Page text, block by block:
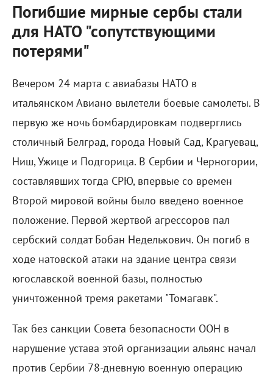
Погибшие мирные сербы стали
для НАТО "сопутствующими
потерями"
Вечером 24 марта с авиабазы НАТО в
итальянском Авиано вылетели боевые самолеты. В
первую же ночь бомбардировкам подверглись
столичный Белград, города Новый Сад, Крагуевац,
Ниш, Ужице и Подгорица. В Сербии и Черногории,
составлявших тогда СРЮ, впервые со времен
Второй мировой войны было введено военное
положение. Первой жертвой агрессоров пал
сербский солдат Бобан Неделькович. Он погиб в
ходе натовской атаки на здание центра связи
югославской военной базы, полностью
уничтоженной тремя ракетами "Томагавк".
Так без санкции Совета безопасности ООН в
нарушение устава этой организации альянс начал
против Сербии 78-дневную военную операцию